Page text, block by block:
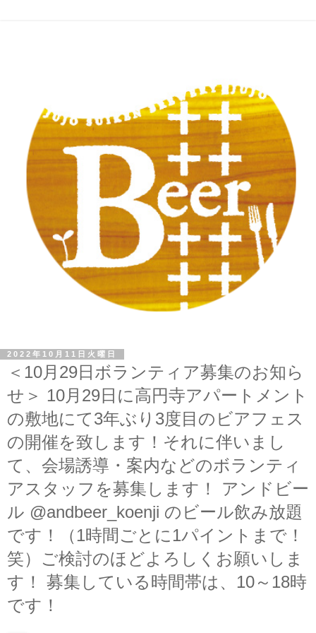
2022年10月11日火曜日
＜10月29日ボランティア募集のお知ら
せ＞ 10月29日に高円寺アパートメント
の敷地にて3年ぶり3度目のビアフェス
の開催を致します！それに伴いまし
て、会場誘導・案内などのボランティ
アスタッフを募集します！ アンドビー
ル @andbeer_koenji のビール飲み放題
です！（1時間ごとに1パイントまで！
笑）ご検討のほどよろしくお願いしま
す！ 募集している時間帯は、10～18時
です！